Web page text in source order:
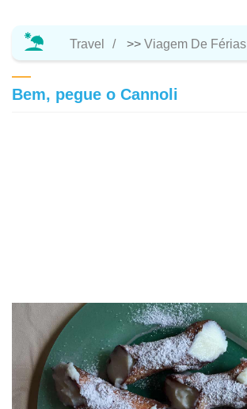
Travel >> Viagem De Férias
Bem, pegue o Cannoli